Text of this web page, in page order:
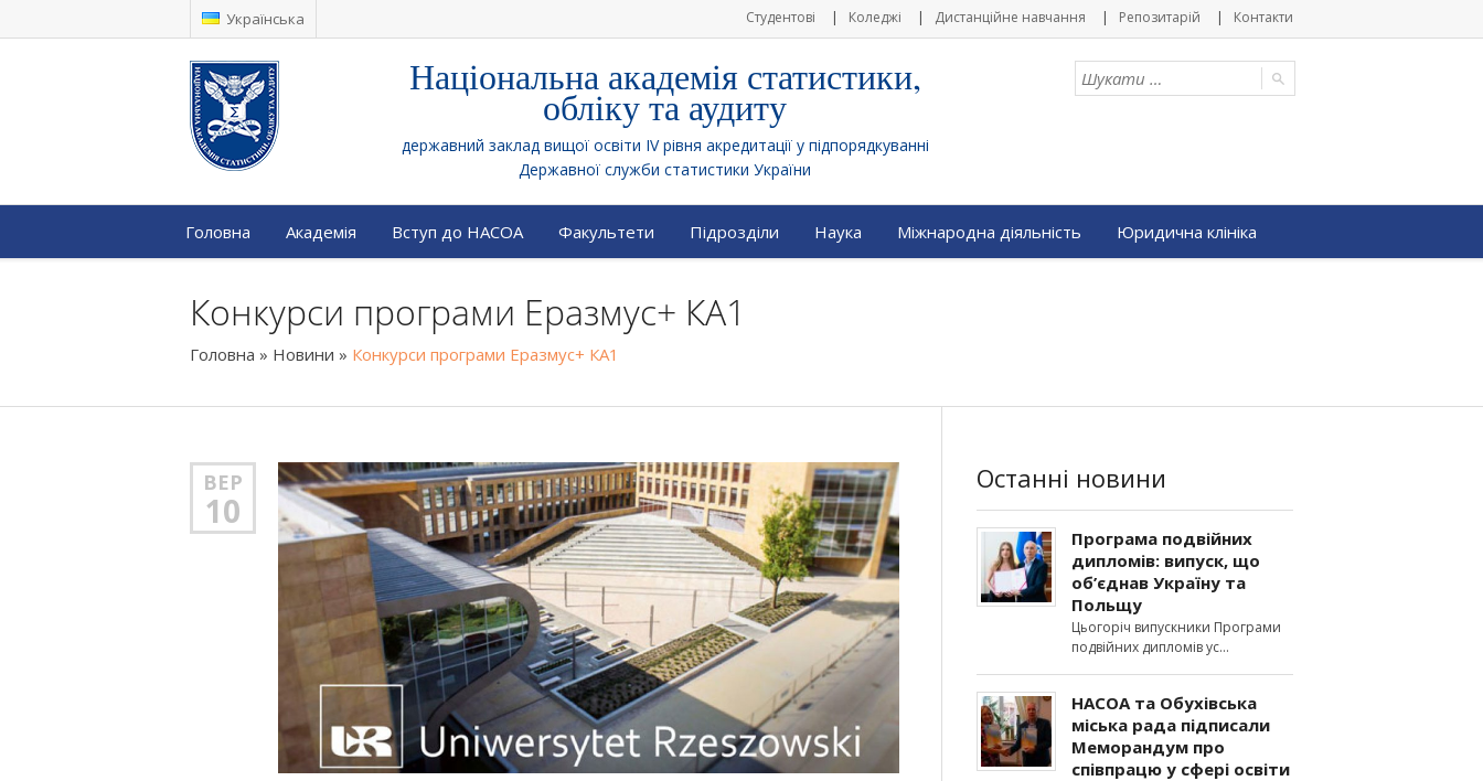
Українська Студентові Коледжі Дистанційне навчання Репозитарій Контакти
Національна академія статистики,
обліку та аудиту
державний заклад вищої освіти IV рівня акредитації у підпорядкуванні
Державної служби статистики України
Головна Академія Вступ до НАСОА Факультети Підрозділи Наука Міжнародна діяльність Юридична клініка
Конкурси програми Еразмус+ КА1
Головна » Новини » Конкурси програми Еразмус+ КА1
ВЕР
10
Останні новини
Програма подвійних
дипломів: випуск, що
об’єднав Україну та
Польщу
Цьогоріч випускники Програми
подвійних дипломів ус
НАСОА та Обухівська
міська рада підписали
Меморандум про
співпрацю у сфері освіти